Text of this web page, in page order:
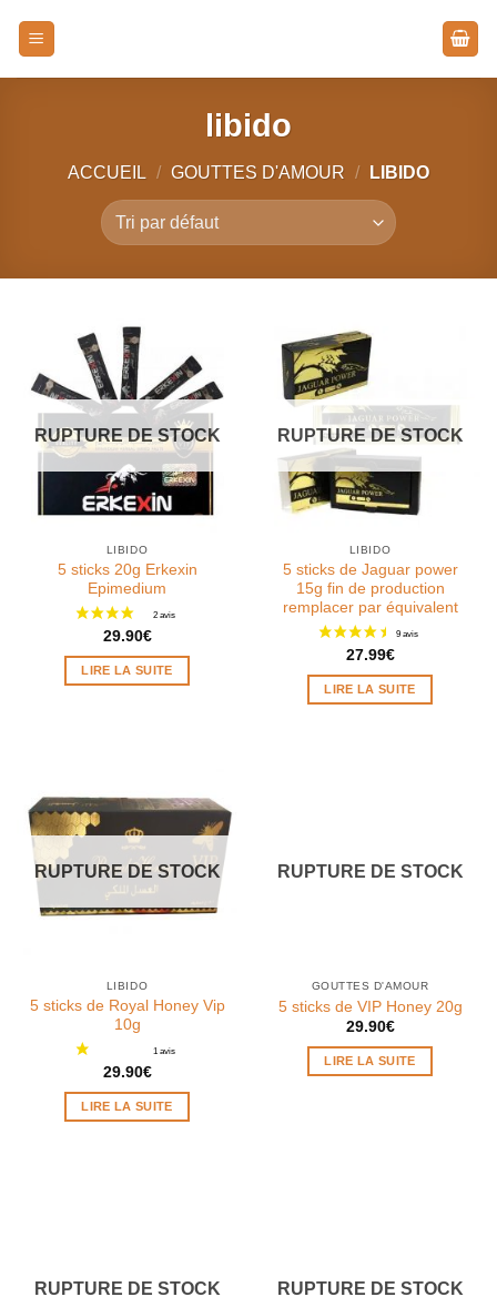
libido
ACCUEIL / GOUTTES D'AMOUR / LIBIDO
RUPTURE DE STOCK
LIBIDO
5 sticks 20g Erkexin
Epimedium
2 avis
29.90€
LIRE LA SUITE
RUPTURE DE STOCK
LIBIDO
5 sticks de Jaguar power
15g fin de production
remplacer par équivalent
27.99€
LIRE LA SUITE
RUPTURE DE STOCK
LIBIDO
5 sticks de Royal Honey Vip
10g
29.90€
LIRE LA SUITE
RUPTURE DE STOCK
GOUTTES D'AMOUR
5 sticks de VIP Honey 20g
29.90€
LIRE LA SUITE
RUPTURE DE STOCK RUPTURE DE STOCK